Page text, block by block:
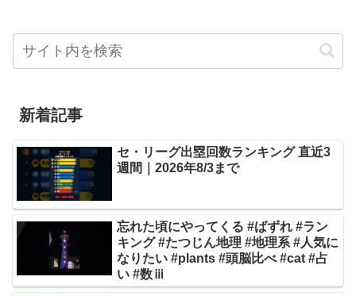
新着記事
セ・リーグ出塁回数ランキング 直近3
週間｜2026年8/3まで
忘れた頃にやってくる #ばずれ #ラン
キング #たつじん地理 #地理系 #人気に
なりたい #plants #頭脳比べ #cat #占
い #数ⅲ